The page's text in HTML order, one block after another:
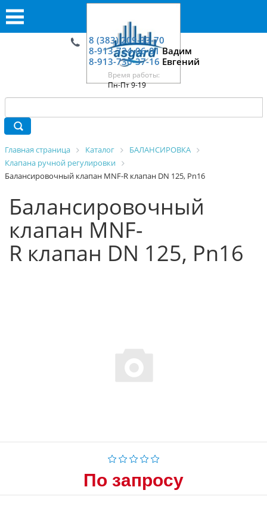
8 (383) 209-33-70
8-913-724-06-01Вадим
8-913-730-37-16 Евгений
Время работы:
Пн-Пт 9-19
Главная страница Каталог
БАЛАНСИРОВКА
Клапана ручной регулировки
Балансировочный клапан MNF-R клапан DN 125, Pn16
Балансировочный
клапан MNF-
R клапан DN 125, Pn16
По запросу